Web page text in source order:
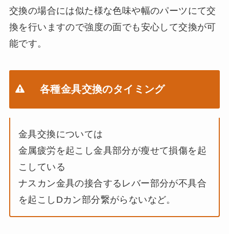
交換の場合には似た様な色味や幅のパーツにて交
換を行いますので強度の面でも安心して交換が可
能です。
各種金具交換のタイミング
金具交換については
金属疲労を起こし金具部分が瘦せて損傷を起
こしている
ナスカン金具の接合するレバー部分が不具合
を起こしDカン部分繋がらないなど。